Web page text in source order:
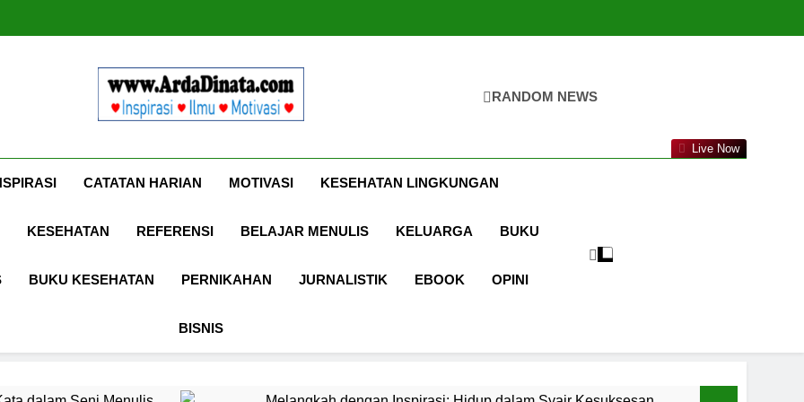
Www.ArdaDinata.com
RANDOM NEWS
Live Now
CATATAN HARIAN MOTIVASI KESEHATAN LINGKUNGAN
KESEHATAN REFERENSI BELAJAR MENULIS KELUARGA BUKU
BUKU KESEHATAN PERNIKAHAN JURNALISTIK EBOOK OPINI
BISNIS